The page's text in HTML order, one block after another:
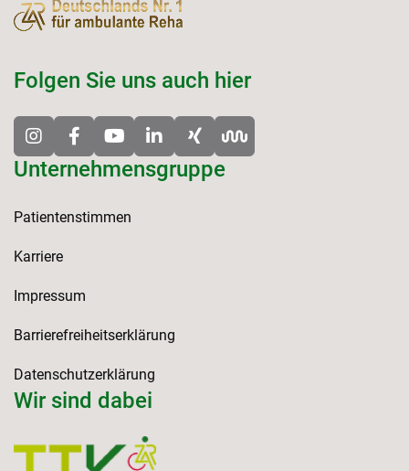
Unternehmensgruppe
Patientenstimmen
Karriere
Impressum
Barrierefreiheitserklärung
Datenschutzerklärung
Folgen Sie uns auch hier
Wir sind dabei